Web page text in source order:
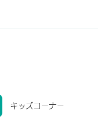
キッズコーナー